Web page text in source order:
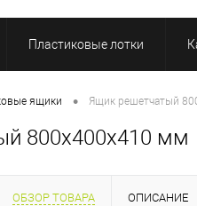
Пластиковые лотки
ящики • Ящик решетчатый
800х400х410 мм
ОБЗОР ТОВАРА ОПИСАНИЕ